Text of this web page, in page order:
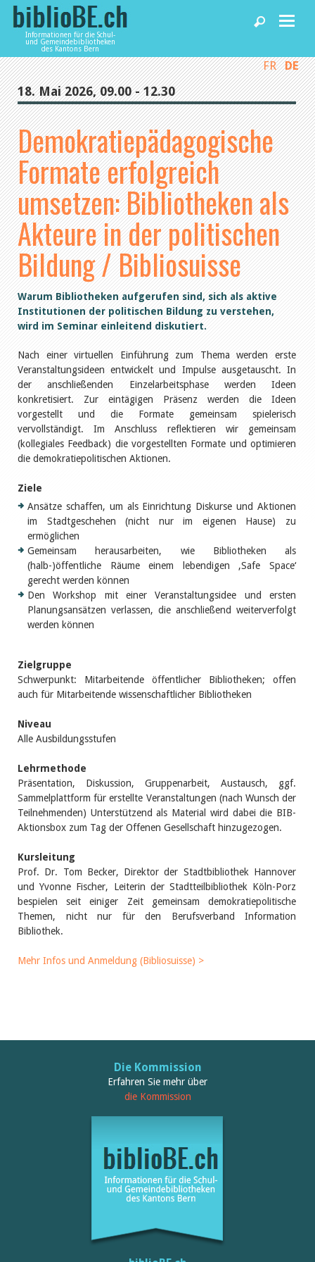
Informationen für die Schul-
und Gemeindebibliotheken
des Kantons Bern
Home
News und Fachbeiträge
Bibliotheken
Agenda
Dienstleistungen
biblioBE nutzen
FR DE
18. Mai 2026, 09.00 - 12.30
Demokratiepädagogische
Formate erfolgreich
umsetzen: Bibliotheken als
Akteure in der politischen
Bildung / Bibliosuisse
Warum Bibliotheken aufgerufen sind, sich als aktive
Institutionen der politischen Bildung zu verstehen,
wird im Seminar einleitend diskutiert.
Nach einer virtuellen Einführung zum Thema werden erste
Veranstaltungsideen entwickelt und Impulse ausgetauscht. In
der anschließenden Einzelarbeitsphase werden Ideen
konkretisiert. Zur eintägigen Präsenz werden die Ideen
vorgestellt und die Formate gemeinsam spielerisch
vervollständigt. Im Anschluss reflektieren wir gemeinsam
(kollegiales Feedback) die vorgestellten Formate und optimieren
die demokratiepolitischen Aktionen.
Ziele
Ansätze schaffen, um als Einrichtung Diskurse und Aktionen
im Stadtgeschehen (nicht nur im eigenen Hause) zu
ermöglichen
Gemeinsam herausarbeiten, wie Bibliotheken als
(halb-)öffentliche Räume einem lebendigen ‚Safe Space‘
gerecht werden können
Den Workshop mit einer Veranstaltungsidee und ersten
Planungsansätzen verlassen, die anschließend weiterverfolgt
werden können
Zielgruppe
Schwerpunkt: Mitarbeitende öffentlicher Bibliotheken; offen
auch für Mitarbeitende wissenschaftlicher Bibliotheken
Niveau
Alle Ausbildungsstufen
Lehrmethode
Präsentation, Diskussion, Gruppenarbeit, Austausch, ggf.
Sammelplattform für erstellte Veranstaltungen (nach Wunsch der
Teilnehmenden) Unterstützend als Material wird dabei die BIB-
Aktionsbox zum Tag der Offenen Gesellschaft hinzugezogen.
Kursleitung
Prof. Dr. Tom Becker, Direktor der Stadtbibliothek Hannover
und Yvonne Fischer, Leiterin der Stadtteilbibliothek Köln-Porz
bespielen seit einiger Zeit gemeinsam demokratiepolitische
Themen, nicht nur für den Berufsverband Information
Bibliothek.
Mehr Infos und Anmeldung (Bibliosuisse) >
Die Kommission
Erfahren Sie mehr über
die Kommission